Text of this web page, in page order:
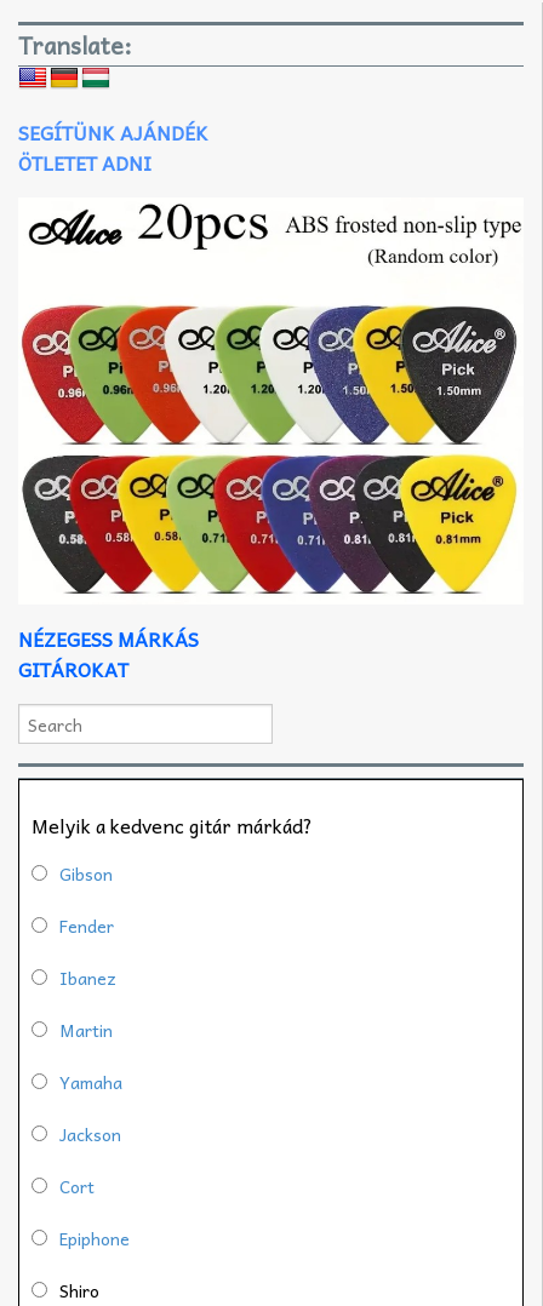
Translate:
SEGÍTÜNK AJÁNDÉK
ÖTLETET ADNI
NÉZEGESS MÁRKÁS
GITÁROKAT
Melyik a kedvenc gitár márkád?
Gibson
Fender
Ibanez
Martin
Yamaha
Jackson
Cort
Epiphone
Shiro